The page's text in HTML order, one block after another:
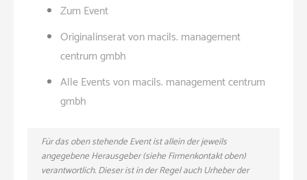
Zum Event
Originalinserat von macils. management
centrum gmbh
Alle Events von macils. management centrum
gmbh
Für das oben stehende Event ist allein der jeweils
angegebene Herausgeber (siehe Firmenkontakt oben)
verantwortlich. Dieser ist in der Regel auch Urheber der